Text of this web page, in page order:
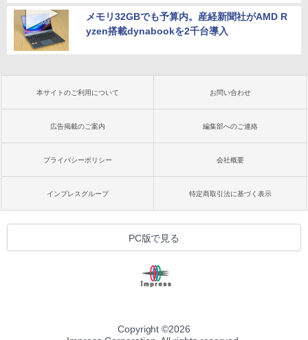
メモリ32GBでも予算内。産経新聞社がAMD R
yzen搭載dynabookを2千台導入
本サイトのご利用について お問い合わせ
広告掲載のご案内 編集部へのご連絡
プライバシーポリシー 会社概要
インプレスグループ 特定商取引法に基づく表示
PC版で見る
Copyright ©2026